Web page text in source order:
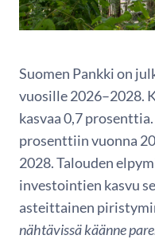
Suomen Pankki on
vuosille 2026–2028.
kasvaa 0,7
prosenttiin vuonna
2028. Talouden
investointien kasvu
asteittainen
nähtävissä käänne